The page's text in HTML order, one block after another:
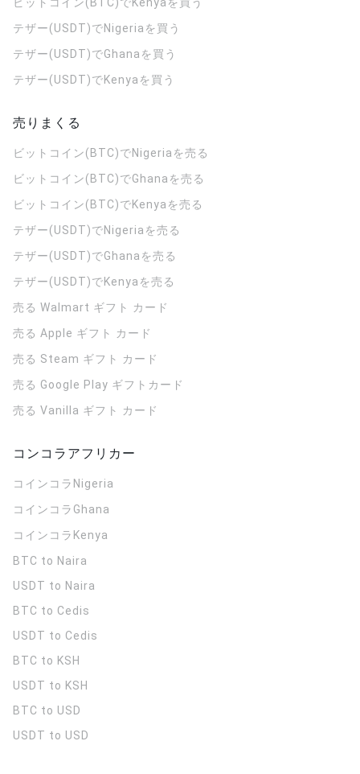
テザー(USDT)でNigeriaを買う
テザー(USDT)でGhanaを買う
テザー(USDT)でKenyaを買う
売りまくる
ビットコイン(BTC)でNigeriaを売る
ビットコイン(BTC)でGhanaを売る
ビットコイン(BTC)でKenyaを売る
テザー(USDT)でNigeriaを売る
テザー(USDT)でGhanaを売る
テザー(USDT)でKenyaを売る
売る Walmart ギフト カード
売る Apple ギフト カード
売る Steam ギフト カード
売る Google Play ギフトカード
売る Vanilla ギフト カード
コンコラアフリカー
コインコラ Nigeria
コインコラ Ghana
コインコラ Kenya
BTC to Naira
USDT to Naira
BTC to Cedis
USDT to Cedis
BTC to KSH
USDT to KSH
BTC to USD
USDT to USD